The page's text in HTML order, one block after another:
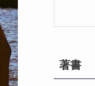
著書